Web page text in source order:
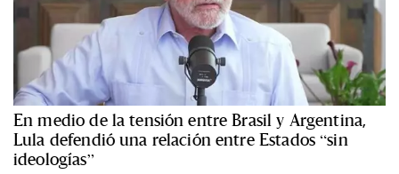
En medio de la tensión entre Brasil y Argentina,
Lula defendió una relación entre Estados “sin
ideologías”